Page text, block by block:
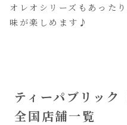
オレオシリーズもあった
味が楽しめます♪
ティーパブリッ
全国店舗一覧